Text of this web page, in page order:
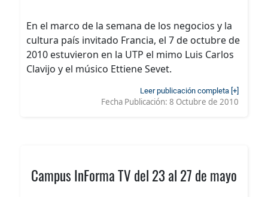
En el marco de la semana de los negocios y la
cultura país invitado Francia, el 7 de octubre de
2010 estuvieron en la UTP el mimo Luis Carlos
Clavijo y el músico Ettiene Sevet.
Leer publicación completa [+]
Fecha Publicación: 8 Octubre de 2010
Campus InForma TV del 23 al 27 de mayo